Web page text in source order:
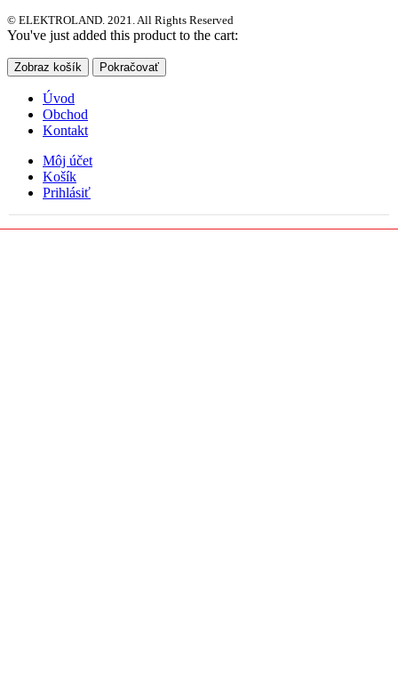
© ELEKTROLAND. 2021. All Rights Reserved
You've just added this product to the cart:
Zobraz košík Pokračovať
Úvod
Obchod
Kontakt
Môj účet
Košík
Prihlásiť